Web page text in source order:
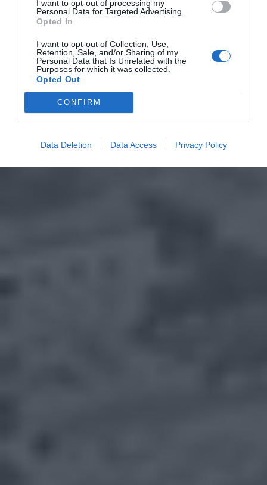
I want to opt-out of processing my
Personal Data for Targeted Advertising.
Opted In
I want to opt-out of Collection, Use,
Retention, Sale, and/or Sharing of my
Personal Data that Is Unrelated with the
Purposes for which it was collected.
Opted Out
CONFIRM
Data Deletion Data Access Privacy Policy